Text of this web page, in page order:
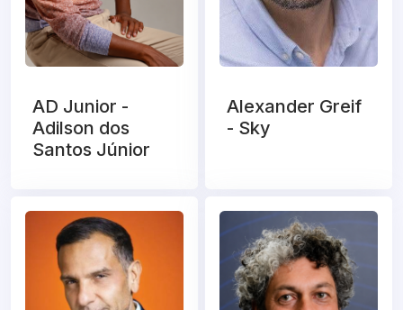
AD Junior -
Adilson dos
Santos Júnior
Alexander Greif
- Sky